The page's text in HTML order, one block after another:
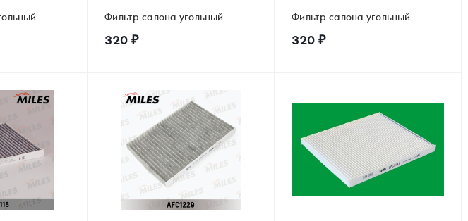
Фильтр салона угольный
320 ₽
Фильтр салона угольный
320 ₽